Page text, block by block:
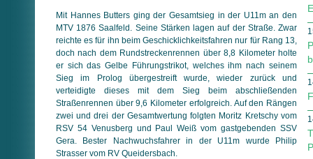
Mit Hannes Butters ging der Gesamtsieg in der U11m an den
MTV 1876 Saalfeld. Seine Stärken lagen auf der Straße. Zwar
reichte es für ihn beim Geschicklichkeitsfahren nur für Rang 13,
doch nach dem Rundstreckenrennen über 8,8 Kilometer holte
er sich das Gelbe Führungstrikot, welches ihm nach seinem
Sieg im Prolog übergestreift wurde, wieder zurück und
verteidigte dieses mit dem Sieg beim abschließenden
Straßenrennen über 9,6 Kilometer erfolgreich. Auf den Rängen
zwei und drei der Gesamtwertung folgten Moritz Kretschy vom
RSV 54 Venusberg und Paul Weiß vom gastgebenden SSV
Gera. Bester Nachwuchsfahrer in der U11m wurde Philip
Strasser vom RV Queidersbach.